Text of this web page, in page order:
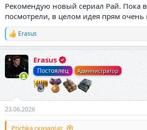
Рекомендую новый сериал Рай. Пока
посмотрели, в целом идея прям очень
Р
е
к
ц
и
Erasus
Erasus
Постоялец Администратор
23.06.2026
Ptichka сказал(а):